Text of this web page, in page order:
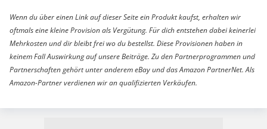
Wenn du über einen Link auf dieser Seite ein Produkt kaufst, erhalten wir
oftmals eine kleine Provision als Vergütung. Für dich entstehen dabei keinerlei
Mehrkosten und dir bleibt frei wo du bestellst. Diese Provisionen haben in
keinem Fall Auswirkung auf unsere Beiträge. Zu den Partnerprogrammen und
Partnerschaften gehört unter anderem eBay und das Amazon PartnerNet. Als
Amazon-Partner verdienen wir an qualifizierten Verkäufen.